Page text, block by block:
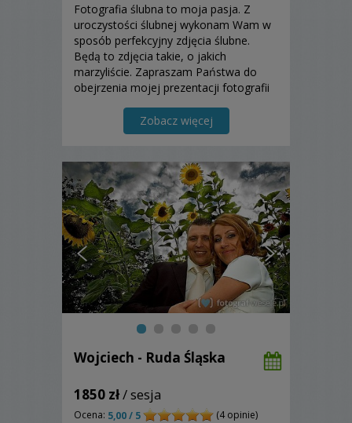
Fotografia ślubna to moja pasja. Z
uroczystości ślubnej wykonam Wam w
sposób perfekcyjny zdjęcia ślubne.
Będą to zdjęcia takie, o jakich
marzyliście. Zapraszam Państwa do
obejrzenia mojej prezentacji fotografii
Zobacz więcej
Wojciech - Ruda Śląska
1850 zł/ sesja
Ocena: 5,00 / 5
(4 opinie)